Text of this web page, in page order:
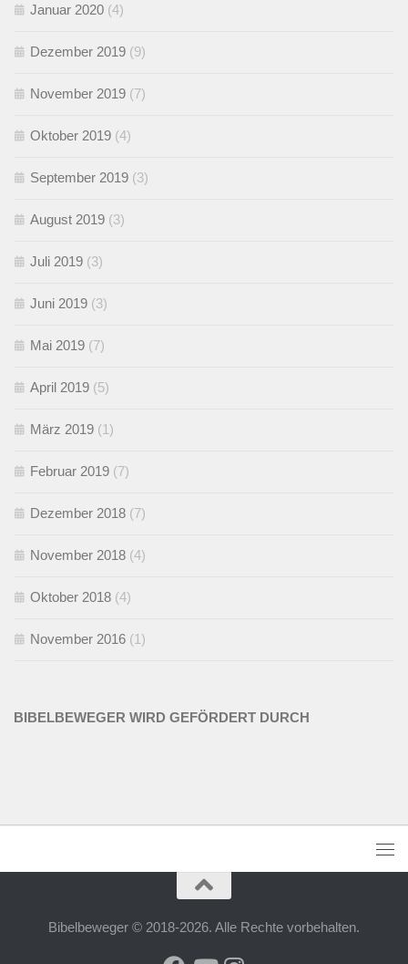
Januar 2020 (4)
Dezember 2019 (9)
November 2019 (7)
Oktober 2019 (4)
September 2019 (3)
August 2019 (3)
Juli 2019 (3)
Juni 2019 (3)
Mai 2019 (7)
April 2019 (5)
März 2019 (1)
Februar 2019 (7)
Dezember 2018 (7)
November 2018 (4)
Oktober 2018 (4)
November 2016 (1)
BIBELBEWEGER WIRD GEFÖRDERT DURCH
Bibelbeweger © 2018-2026. Alle Rechte vorbehalten.